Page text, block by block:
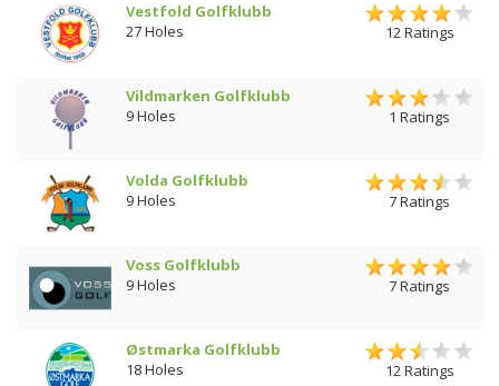
Vestfold Golfklubb
27 Holes
12 Ratings
Vildmarken Golfklubb
9 Holes
1 Ratings
Volda Golfklubb
9 Holes
7 Ratings
Voss Golfklubb
9 Holes
7 Ratings
Østmarka Golfklubb
18 Holes
12 Ratings